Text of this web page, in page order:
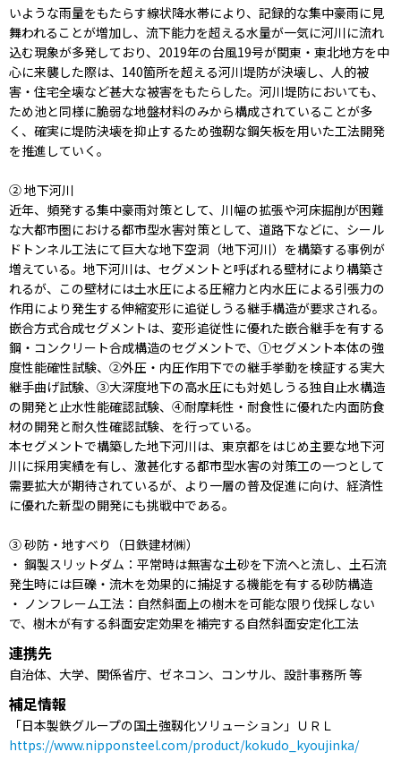
いような雨量をもたらす線状降水帯により、記録的な集中豪雨に見
舞われることが増加し、流下能力を超える水量が一気に河川に流れ
込む現象が多発しており、2019年の台風19号が関東・東北地方を中
心に来襲した際は、140箇所を超える河川堤防が決壊し、人的被
害・住宅全壊など甚大な被害をもたらした。河川堤防においても、
ため池と同様に脆弱な地盤材料のみから構成されていることが多
く、確実に堤防決壊を抑止するため強靭な鋼矢板を用いた工法開発
を推進していく。
② 地下河川
近年、頻発する集中豪雨対策として、川幅の拡張や河床掘削が困難
な大都市圏における都市型水害対策として、道路下などに、シール
ドトンネル工法にて巨大な地下空洞（地下河川）を構築する事例が
増えている。地下河川は、セグメントと呼ばれる壁材により構築さ
れるが、この壁材には土水圧による圧縮力と内水圧による引張力の
作用により発生する伸縮変形に追従しうる継手構造が要求される。
嵌合方式合成セグメントは、変形追従性に優れた嵌合継手を有する
鋼・コンクリート合成構造のセグメントで、①セグメント本体の強
度性能確性試験、②外圧・内圧作用下での継手挙動を検証する実大
継手曲げ試験、③大深度地下の高水圧にも対処しうる独自止水構造
の開発と止水性能確認試験、④耐摩耗性・耐食性に優れた内面防食
材の開発と耐久性確認試験、を行っている。
本セグメントで構築した地下河川は、東京都をはじめ主要な地下河
川に採用実績を有し、激甚化する都市型水害の対策工の一つとして
需要拡大が期待されているが、より一層の普及促進に向け、経済性
に優れた新型の開発にも挑戦中である。
③ 砂防・地すべり（日鉄建材㈱）
・ 鋼製スリットダム：平常時は無害な土砂を下流へと流し、土石流
発生時には巨礫・流木を効果的に捕捉する機能を有する砂防構造
・ ノンフレーム工法：自然斜面上の樹木を可能な限り伐採しない
で、樹木が有する斜面安定効果を補完する自然斜面安定化工法
連携先
自治体、大学、関係省庁、ゼネコン、コンサル、設計事務所 等
補足情報
「日本製鉄グループの国土強靱化ソリューション」ＵＲＬ
https://www.nipponsteel.com/product/kokudo_kyoujinka/